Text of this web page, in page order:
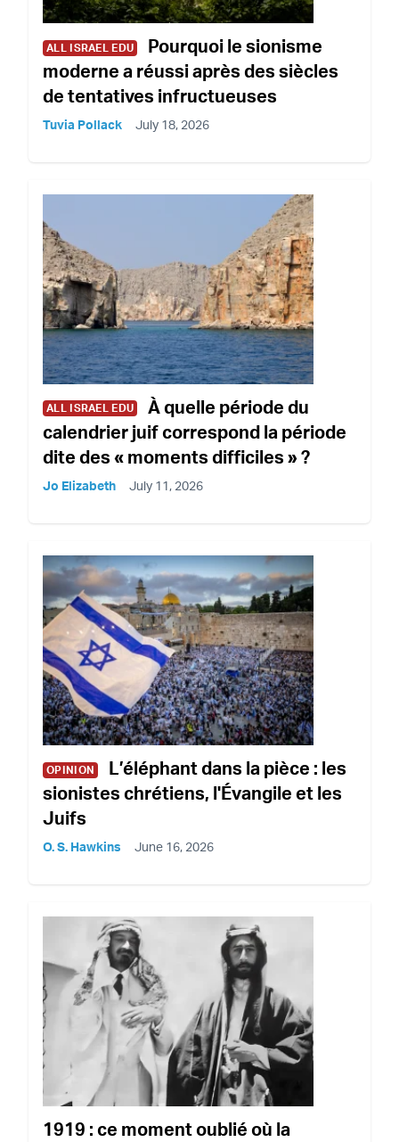
ALL ISRAEL EDU
Pourquoi le sionisme
moderne a réussi après des siècles
de tentatives infructueuses
Tuvia Pollack July 18, 2026
ALL ISRAEL EDU
À quelle période du
calendrier juif correspond la période
dite des « moments difficiles » ?
Jo Elizabeth July 11, 2026
OPINION
L’éléphant dans la pièce : les
sionistes chrétiens, l'Évangile et les
Juifs
O. S. Hawkins June 16, 2026
1919 : ce moment oublié où la